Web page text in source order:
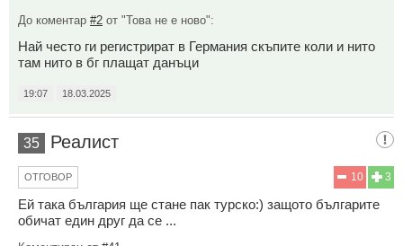
До коментар #2 от "Това не е ново":
Най често ги регистрират в Германия скъпите коли и нито
там нито в бг плащат данъци
19:07 18.03.2025
35 Реалист
3
10
ОТГОВОР
Ей така българия ще стане пак турско:) защото българите
обичат един друг да се ...